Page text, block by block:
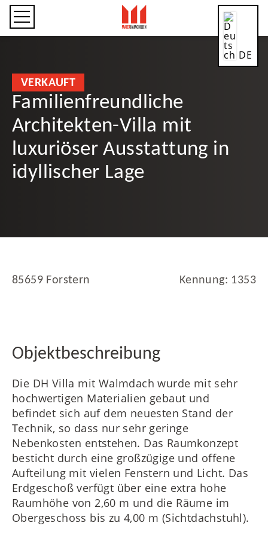
DE
VERKAUFT
Familienfreundliche
Architekten-Villa mit
luxuriöser Ausstattung in
idyllischer Lage
85659 Forstern Kennung: 1353
Objektbeschreibung
Die DH Villa mit Walmdach wurde mit sehr
hochwertigen Materialien gebaut und
befindet sich auf dem neuesten Stand der
Technik, so dass nur sehr geringe
Nebenkosten entstehen. Das Raumkonzept
besticht durch eine großzügige und offene
Aufteilung mit vielen Fenstern und Licht. Das
Erdgeschoß verfügt über eine extra hohe
Raumhöhe von 2,60 m und die Räume im
Obergeschoss bis zu 4,00 m (Sichtdachstuhl).